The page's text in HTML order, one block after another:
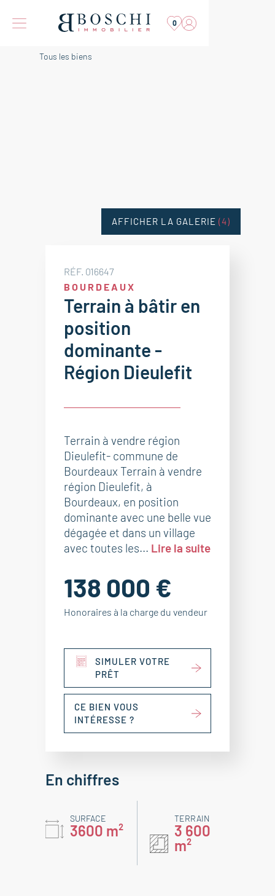
0
Tous les biens
RÉF. 016647
BOURDEAUX
Terrain à bâtir en
position
dominante -
Région Dieulefit
Terrain à vendre région
Dieulefit- commune de
Bourdeaux Terrain à vendre
région Dieulefit, à
Bourdeaux, en position
dominante avec une belle vue
dégagée et dans un village
avec toutes les... Lire la suite
138 000 €
Honoraires à la charge du vendeur
SIMULER VOTRE
PRÊT
CE BIEN VOUS
INTÉRESSE ?
AFFICHER LA GALERIE (4)
En chiffres
SURFACE
3600 m²
TERRAIN
3 600
m²